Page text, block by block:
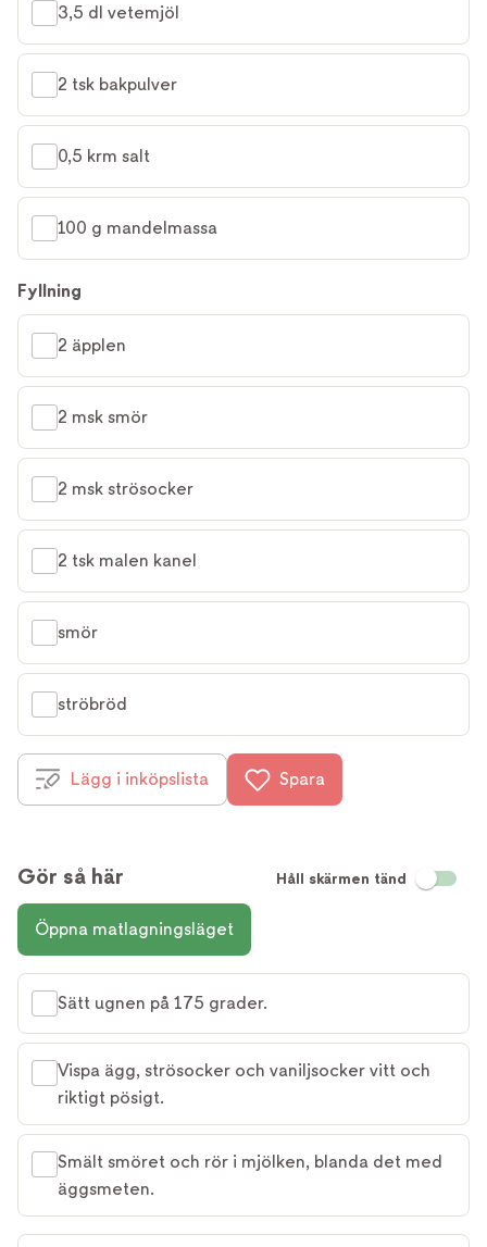
3,5 dl vetemjöl
2 tsk bakpulver
0,5 krm salt
100 g mandelmassa
Fyllning
2 äpplen
2 msk smör
2 msk strösocker
2 tsk malen kanel
smör
ströbröd
Lägg i inköpslista Spara
Gör så här Håll skärmen tänd
Öppna matlagningsläget
Sätt ugnen på 175 grader.
Vispa ägg, strösocker och vaniljsocker vitt och
riktigt pösigt.
Smält smöret och rör i mjölken, blanda det med
äggsmeten.